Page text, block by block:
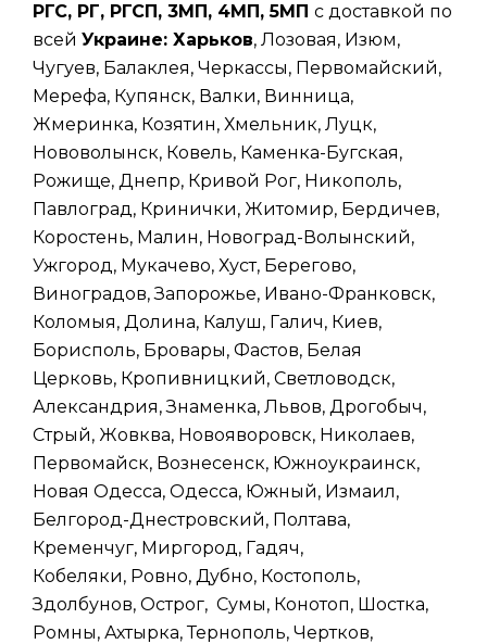
РГС, РГ, РГСП, 3МП, 4МП, 5МП с доставкой по
всей Украине: Харьков, Лозовая, Изюм,
Чугуев, Балаклея, Черкассы, Первомайский,
Мерефа, Купянск, Валки, Винница,
Жмеринка, Козятин, Хмельник, Луцк,
Нововолынск, Ковель, Каменка-Бугская,
Рожище, Днепр, Кривой Рог, Никополь,
Павлоград, Кринички, Житомир, Бердичев,
Коростень, Малин, Новоград-Волынский,
Ужгород, Мукачево, Хуст, Берегово,
Виноградов, Запорожье, Ивано-Франковск,
Коломыя, Долина, Калуш, Галич, Киев,
Борисполь, Бровары, Фастов, Белая
Церковь, Кропивницкий, Светловодск,
Александрия, Знаменка, Львов, Дрогобыч,
Стрый, Жовква, Новояворовск, Николаев,
Первомайск, Вознесенск, Южноукраинск,
Новая Одесса, Одесса, Южный, Измаил,
Белгород-Днестровский, Полтава,
Кременчуг, Миргород, Гадяч,
Кобеляки, Ровно, Дубно, Костополь,
Здолбунов, Острог, Сумы, Конотоп, Шостка,
Ромны, Ахтырка, Тернополь, Чертков,